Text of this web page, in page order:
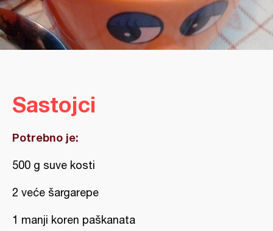
Sastojci
Potrebno je:
500 g suve kosti
2 veće šargarepe
1 manji koren paškanata